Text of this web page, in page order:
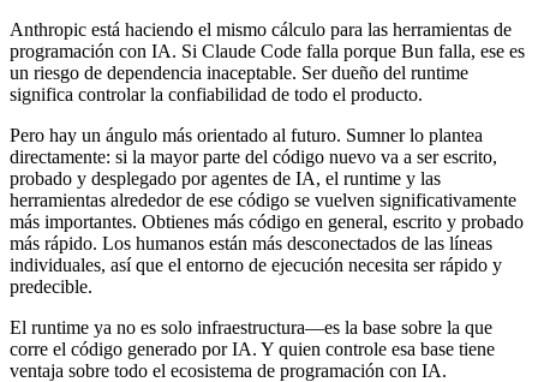
Anthropic está haciendo el mismo cálculo para las herramientas de
programación con IA. Si Claude Code falla porque Bun falla, ese es
un riesgo de dependencia inaceptable. Ser dueño del runtime
significa controlar la confiabilidad de todo el producto.
Pero hay un ángulo más orientado al futuro. Sumner lo plantea
directamente: si la mayor parte del código nuevo va a ser escrito,
probado y desplegado por agentes de IA, el runtime y las
herramientas alrededor de ese código se vuelven significativamente
más importantes. Obtienes más código en general, escrito y probado
más rápido. Los humanos están más desconectados de las líneas
individuales, así que el entorno de ejecución necesita ser rápido y
predecible.
El runtime ya no es solo infraestructura—es la base sobre la que
corre el código generado por IA. Y quien controle esa base tiene
ventaja sobre todo el ecosistema de programación con IA.